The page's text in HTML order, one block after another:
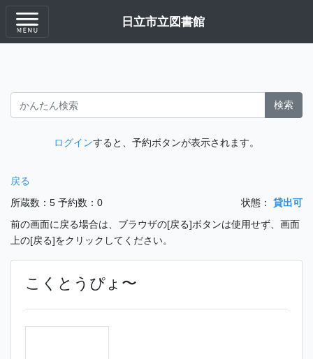
日立市立図書館
検索
ログインすると、予約ボタンが表示されます。
戻る
所蔵数：5 予約数：0 状態：
貸出可
前の画面に戻る場合は、ブラウザの[戻る]ボタンは使用せず、画面
上の[戻る]をクリックしてください。
こくとうぴょ〜